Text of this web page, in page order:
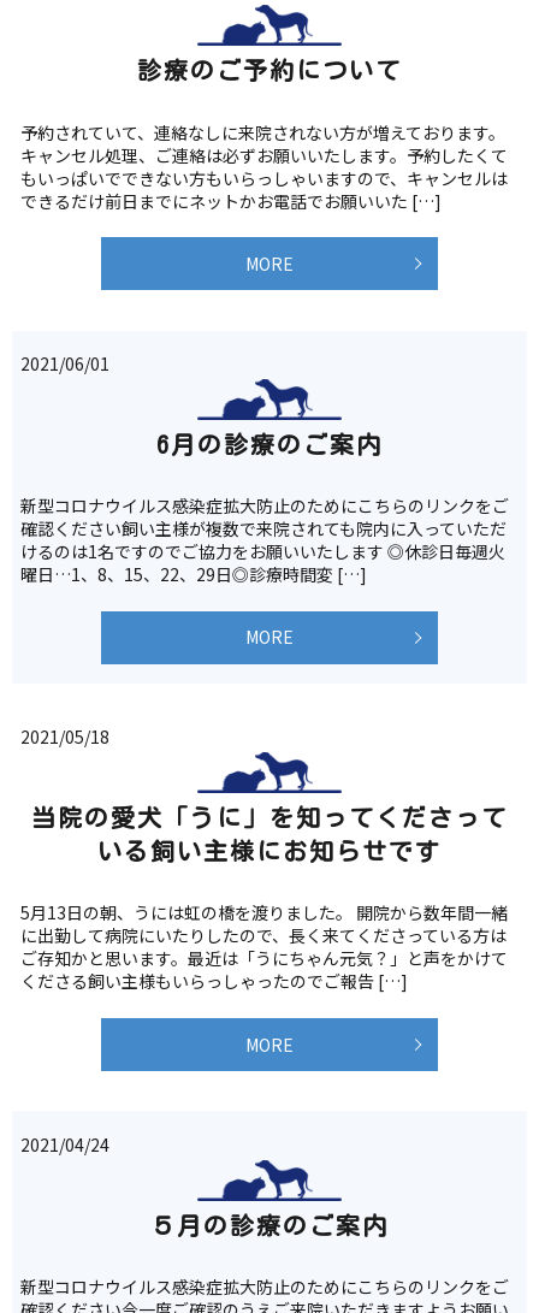
診療のご予約について
予約されていて、連絡なしに来院されない方が増えております。
キャンセル処理、ご連絡は必ずお願いいたします。予約したくて
もいっぱいでできない方もいらっしゃいますので、キャンセルは
できるだけ前日までにネットかお電話でお願いいた […]
MORE
2021/06/01
6月の診療のご案内
新型コロナウイルス感染症拡大防止のためにこちらのリンクをご
確認ください飼い主様が複数で来院されても院内に入っていただ
けるのは1名ですのでご協力をお願いいたします ◎休診日毎週火
曜日…1、8、15、22、29日◎診療時間変 […]
MORE
2021/05/18
当院の愛犬「うに」を知ってくださって
いる飼い主様にお知らせです
5月13日の朝、うには虹の橋を渡りました。 開院から数年間一緒
に出勤して病院にいたりしたので、長く来てくださっている方は
ご存知かと思います。最近は「うにちゃん元気？」と声をかけて
くださる飼い主様もいらっしゃったのでご報告 […]
MORE
2021/04/24
５月の診療のご案内
新型コロナウイルス感染症拡大防止のためにこちらのリンクをご